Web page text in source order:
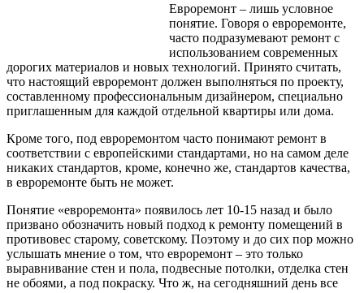
Евроремонт – лишь условное
понятие. Говоря о евроремонте,
часто подразумевают ремонт с
использованием современных
дорогих материалов и новых технологий. Принято считать,
что настоящий евроремонт должен выполняться по проекту,
составленному профессиональным дизайнером, специально
приглашенным для каждой отдельной квартиры или дома.
Кроме того, под евроремонтом часто понимают ремонт в
соответствии с европейскими стандартами, но на самом деле
никаких стандартов, кроме, конечно же, стандартов качества,
в евроремонте быть не может.
Понятие «евроремонта» появилось лет 10-15 назад и было
призвано обозначить новый подход к ремонту помещений в
противовес старому, советскому. Поэтому и до сих пор можно
услышать мнение о том, что евроремонт – это только
выравнивание стен и пола, подвесные потолки, отделка стен
не обоями, а под покраску. Что ж, на сегодняшний день все